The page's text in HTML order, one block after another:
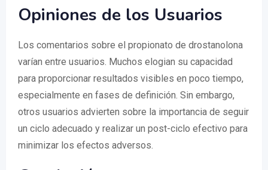
Opiniones de los Usuarios
Los comentarios sobre el propionato de drostanolona
varían entre usuarios. Muchos elogian su capacidad
para proporcionar resultados visibles en poco tiempo,
especialmente en fases de definición. Sin embargo,
otros usuarios advierten sobre la importancia de seguir
un ciclo adecuado y realizar un post-ciclo efectivo para
minimizar los efectos adversos.